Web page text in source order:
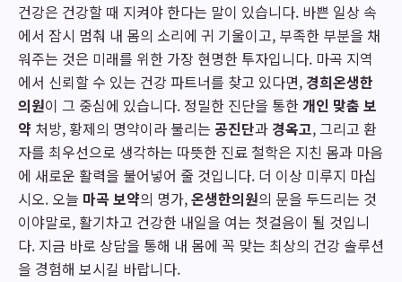
건강은 건강할 때 지켜야 한다는 말이 있습니다. 바쁜 일상 속
에서 잠시 멈춰 내 몸의 소리에 귀 기울이고, 부족한 부분을 채
워주는 것은 미래를 위한 가장 현명한 투자입니다. 마곡 지역
에서 신뢰할 수 있는 건강 파트너를 찾고 있다면, 경희온생한
의원이 그 중심에 있습니다. 정밀한 진단을 통한개인 맞춤 보
약 처방, 황제의 명약이라 불리는 공진단과 경옥고, 그리고 환
자를 최우선으로 생각하는 따뜻한 진료 철학은 지친 몸과 마음
에 새로운 활력을 불어넣어 줄 것입니다. 더 이상 미루지 마십
시오. 오늘 마곡 보약의 명가,온생한의원의 문을 두드리는 것
이야말로, 활기차고 건강한 내일을 여는 첫걸음이 될 것입니
다. 지금 바로 상담을 통해 내 몸에 꼭 맞는 최상의 건강 솔루션
을 경험해 보시길 바랍니다.